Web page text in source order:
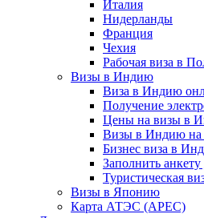
Италия
Нидерланды
Франция
Чехия
Рабочая виза в
Визы в Индию
Виза в Индию
Получение
Цены на визы в
Визы в Индию на
Бизнес виза в
Заполнить
Туристическая
Визы в Японию
Карта АТЭС (APEC)